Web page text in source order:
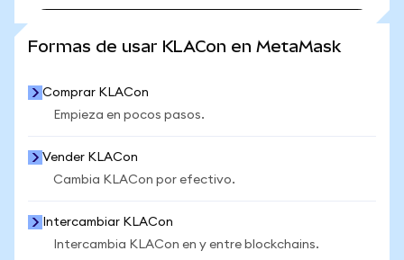
Formas de usar KLACon en MetaMask
Comprar KLACon
Empieza en pocos pasos.
Vender KLACon
Cambia KLACon por efectivo.
Intercambiar KLACon
Intercambia KLACon en y entre blockchains.